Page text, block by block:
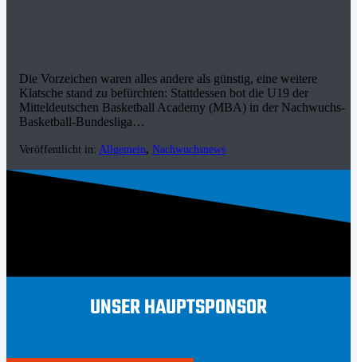
Die Vorzeichen waren alles andere als günstig, eine weitere
Klatsche stand zu befürchten: Stattdessen bot die U19 der
Mitteldeutschen Basketball Academy (MBA) in der Nachwuchs-
Basketball-Bundesliga…
Veröffentlicht in: Allgemein, Nachwuchsnews
UNSER HAUPTSPONSOR